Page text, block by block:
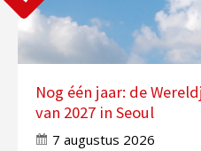
Nog één jaar: de
van 2027 in Seoul
7 augustus 2026